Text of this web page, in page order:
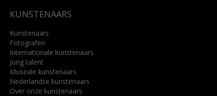
KUNSTENAARS
Kunstenaars
Fotografen
Internationale kunstenaars
Jong talent
Museale kunstenaars
Nederlandse kunstenaars
Over onze kunstenaars